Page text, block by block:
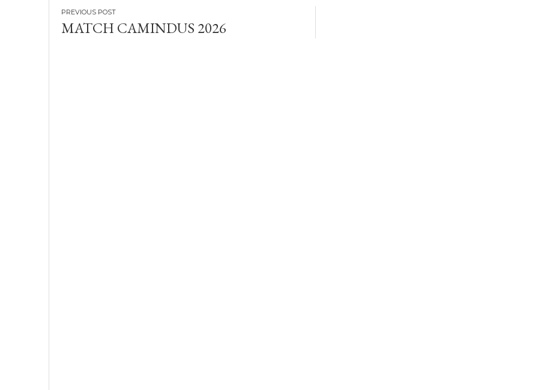
Navegación
de
MATCH CAMINDUS 2026